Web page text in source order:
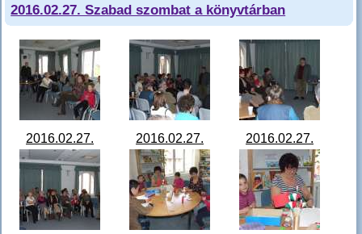
2016.02.27. Szabad szombat a könyvtárban
2016.02.27.
Szabad szombat
a könyvtárban
DSCF4711.JPG
2016.02.27.
Szabad szombat
a könyvtárban
DSCF4761.JPG
2016.02.27.
Szabad szombat
a könyvtárban
DSCF4762.JPG